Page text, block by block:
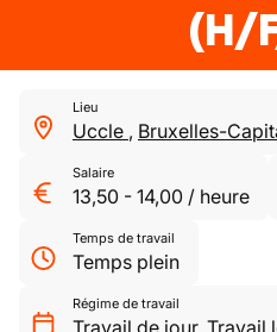
(H/
Lieu
Uccle , Bruxelles-
Salaire
13,50 - 14,00 / heure
Temps de travail
Temps plein
Régime de travail
Travail de jour, Travail